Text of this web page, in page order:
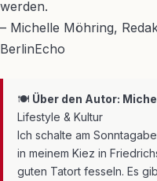
werden.
– Michelle Möhring,
BerlinEcho
🍽 Über den Autor:
Lifestyle & Kultur
Ich schalte am
in meinem Kiez in
guten Tatort fesseln. Es